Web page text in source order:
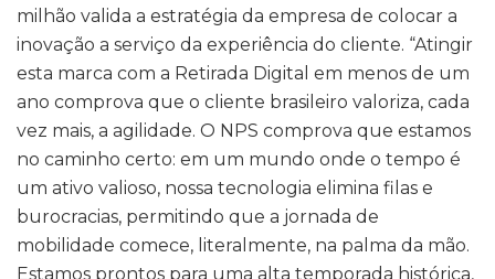
milhão valida a estratégia da empresa de colocar a
inovação a serviço da experiência do cliente. “Atingir
esta marca com a Retirada Digital em menos de um
ano comprova que o cliente brasileiro valoriza, cada
vez mais, a agilidade. O NPS comprova que estamos
no caminho certo: em um mundo onde o tempo é
um ativo valioso, nossa tecnologia elimina filas e
burocracias, permitindo que a jornada de
mobilidade comece, literalmente, na palma da mão.
Estamos prontos para uma alta temporada histórica,